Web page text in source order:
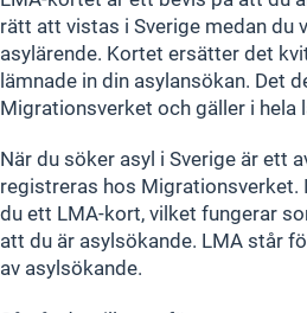
rätt att vistas i Sverige medan du
asylärende. Kortet ersätter det
lämnade in din asylansökan. Det
Migrationsverket och gäller i hela
När du söker asyl i Sverige är ett
registreras hos Migrationsverket.
du ett LMA-kort, vilket fungerar
att du är asylsökande. LMA står
av asylsökande.